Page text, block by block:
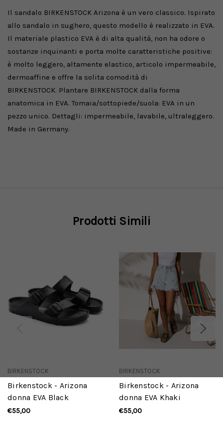
Il sandalo BIRKENSTOCK Arizona è un vero classico. Ispirato
allo sandalo in sughero, questo modello è realizzato in EVA.
Il materiale plastico EVA è di alta qualità, non ha odore o
sostanze inquinanti e porta molte caratteristiche positive:
è molto leggero, altamente elastico, articolo impermeabile,
dermoaffine e offre la solita comodità di
BIRKENSTOCK. Plantare BIRKENSTOCK dalla forma
anatomica in EVA. Tomaia/sottopiede/suola: EVA in un
pezzo unico. Dettagli: impermeabile, lavabile, ultraleggero.
Made in Germany.
Prodotti Simili
BIRKENSTOCK
Birkenstock - Arizona
donna EVA Black
€55,00
BIRKENSTOCK
Birkenstock - Arizona
donna EVA Khaki
€55,00